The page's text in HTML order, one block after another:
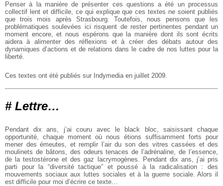
Penser à la manière de présenter ces questions a été un processus
collectif lent et difficile, ce qui explique que ces textes ne soient publiés
que trois mois après Strasbourg. Toutefois, nous pensons que les
problématiques soulevées ici risquent de rester pertinentes pendant un
moment encore, et nous espérons que la manière dont ils sont écrits
aidera à alimenter des réflexions et à créer des débats autour des
dynamiques d’actions et de relations dans le cadre de nos luttes pour la
liberté.
Ces textes ont été publiés sur Indymedia en juillet 2009.
# Lettre…
Pendant dix ans, j’ai couru avec le black bloc, saisissant chaque
opportunité, chaque moment où nous étions suffisamment forts pour
mener des émeutes, et remplir l’air du son des vitres cassées et des
moulinets de bâtons, des odeurs tenaces de l’adrénaline, de l’essence,
de la testostérone et des gaz lacrymogènes. Pendant dix ans, j’ai pris
parti pour la “diversité tactique” et poussé à la radicalisation : des
mouvements sociaux aux luttes sociales et à la guerre sociale. Alors il
est difficile pour moi d’écrire ce texte…